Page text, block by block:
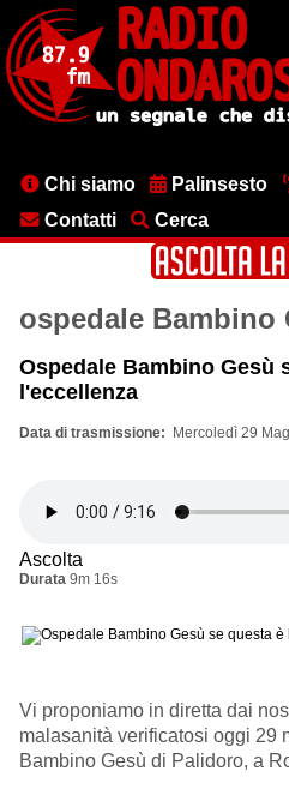
contenuto
principale
MenuChi siamo Palinsesto
Contatti
Cerca
ospedale Bambino
Ospedale Bambino Gesù
l'eccellenza
Data di trasmissione Mercoledì 29
Ascolta
Durata 9m 16s
Vi proponiamo in diretta dai
malasanità verificatosi oggi 29
Bambino Gesù di Palidoro, a